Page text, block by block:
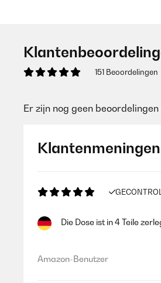
151 Beoordelingen
Er zijn nog geen
Die Dose ist in 4 Teile
Amazon-Benutzer